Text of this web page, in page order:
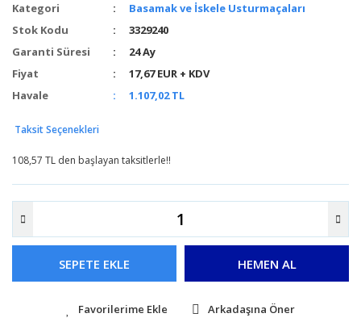
Kategori
Basamak ve İskele Usturmaçaları
Stok Kodu
3329240
Garanti Süresi
24 Ay
Fiyat
17,67 EUR + KDV
Havale
1.107,02 TL
Taksit Seçenekleri
108,57 TL den başlayan taksitlerle!!
SEPETE EKLE HEMEN AL
Arkadaşına Öner